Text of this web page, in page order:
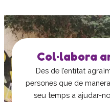
Col·labora
Des de l’entitat
persones que de
seu temps a ajudar-